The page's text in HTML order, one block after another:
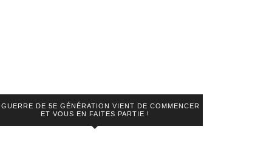
GUERRE DE 5E GÉNÉRATION VIENT DE COMMENCER
ET VOUS EN FAITES PARTIE !